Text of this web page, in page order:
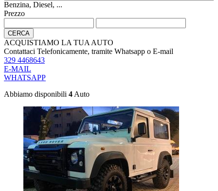
Benzina, Diesel, ...
Prezzo
CERCA
ACQUISTIAMO LA TUA AUTO
Contattaci Telefonicamente, tramite Whatsapp o E-mail
329 4468643
E-MAIL
WHATSAPP
Abbiamo disponibili 4 Auto